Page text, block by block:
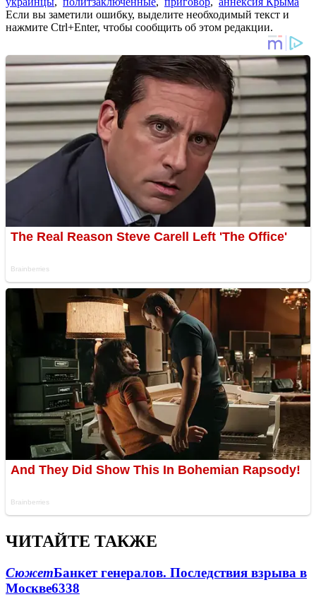
Если вы заметили ошибку, выделите необходимый текст и
нажмите Ctrl+Enter, чтобы сообщить об этом редакции.
ЧИТАЙТЕ ТАКЖЕ
СюжетБанкет генералов. Последствия взрыва в
Москве6338